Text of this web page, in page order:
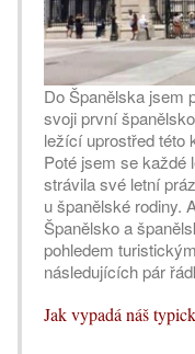
Do Španělska jsem
svoji první
ležící uprostřed této
Poté jsem se každé
strávila své letní
u španělské rodiny.
Španělsko a
pohledem
následujících pár
Jak vypadá náš